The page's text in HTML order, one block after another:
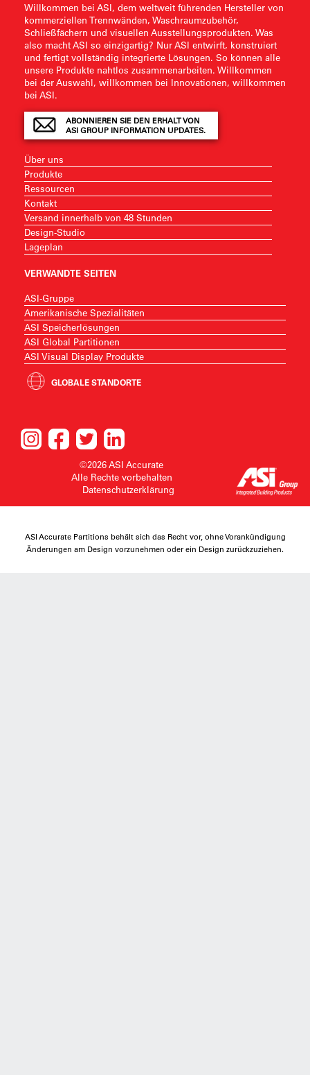
Willkommen bei ASI, dem weltweit führenden Hersteller von
kommerziellen Trennwänden, Waschraumzubehör,
Schließfächern und visuellen Ausstellungsprodukten. Was
also macht ASI so einzigartig? Nur ASI entwirft, konstruiert
und fertigt vollständig integrierte Lösungen. So können alle
unsere Produkte nahtlos zusammenarbeiten. Willkommen
bei der Auswahl, willkommen bei Innovationen, willkommen
bei ASI.
ABONNIEREN SIE DEN ERHALT VON
ASI GROUP INFORMATION UPDATES.
Über uns
Produkte
Ressourcen
Kontakt
Versand innerhalb von 48 Stunden
Design-Studio
Lageplan
VERWANDTE SEITEN
ASI-Gruppe
Amerikanische Spezialitäten
ASI Speicherlösungen
ASI Global Partitionen
ASI Visual Display Produkte
GLOBALE STANDORTE
©2026 ASI Accurate
Alle Rechte vorbehalten
Datenschutzerklärung
ASI Accurate Partitions behält sich das Recht vor, ohne Vorankündigung
Änderungen am Design vorzunehmen oder ein Design zurückzuziehen.